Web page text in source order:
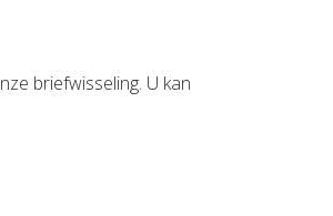
briefwisseling. U kan